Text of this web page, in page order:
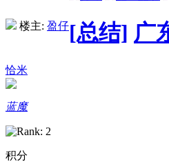
楼主: 盈仔[总结] 广
恰米
蓝魔
积分